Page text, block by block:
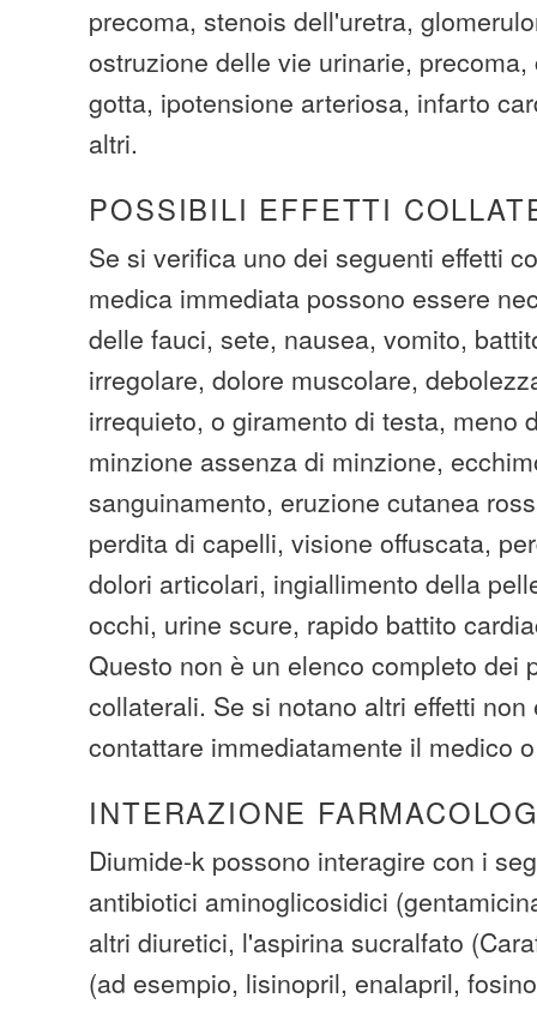
precoma, stenois dell'uretra,
ostruzione delle vie urinarie,
gotta, ipotensione arteriosa, infarto
altri.
POSSIBILI EFFETTI
Se si verifica uno dei seguenti effetti
medica immediata possono essere
delle fauci, sete, nausea, vomito,
irregolare, dolore muscolare,
irrequieto, o giramento di testa, meno
minzione assenza di minzione,
sanguinamento, eruzione cutanea
perdita di capelli, visione offuscata,
dolori articolari, ingiallimento della
occhi, urine scure, rapido battito
Questo non è un elenco completo dei
collaterali. Se si notano altri effetti
contattare immediatamente il medico
INTERAZIONE
Diumide-k possono interagire con i
antibiotici aminoglicosidici
altri diuretici, l'aspirina sucralfato
(ad esempio, lisinopril, enalapril,